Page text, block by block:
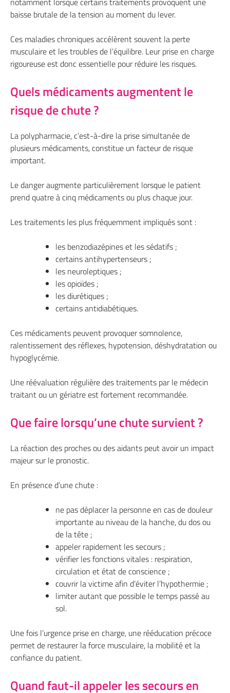
baisse brutale de la tension au moment du lever.
Ces maladies chroniques accélèrent souvent la perte
musculaire et les troubles de l’équilibre. Leur prise en charge
rigoureuse est donc essentielle pour réduire les risques.
Quels médicaments augmentent le
risque de chute ?
La polypharmacie, c’est-à-dire la prise simultanée de
plusieurs médicaments, constitue un facteur de risque
important.
Le danger augmente particulièrement lorsque le patient
prend quatre à cinq médicaments ou plus chaque jour.
Les traitements les plus fréquemment impliqués sont :
les benzodiazépines et les sédatifs ;
certains antihypertenseurs ;
les neuroleptiques ;
les opioïdes ;
les diurétiques ;
certains antidiabétiques.
Ces médicaments peuvent provoquer somnolence,
ralentissement des réflexes, hypotension, déshydratation ou
hypoglycémie.
Une réévaluation régulière des traitements par le médecin
traitant ou un gériatre est fortement recommandée.
Que faire lorsqu’une chute survient ?
La réaction des proches ou des aidants peut avoir un impact
majeur sur le pronostic.
En présence d’une chute :
ne pas déplacer la personne en cas de douleur
importante au niveau de la hanche, du dos ou
de la tête ;
appeler rapidement les secours ;
vérifier les fonctions vitales : respiration,
circulation et état de conscience ;
couvrir la victime afin d’éviter l’hypothermie ;
limiter autant que possible le temps passé au
sol.
Une fois l’urgence prise en charge, une rééducation précoce
permet de restaurer la force musculaire, la mobilité et la
confiance du patient.
Quand faut-il appeler les secours en